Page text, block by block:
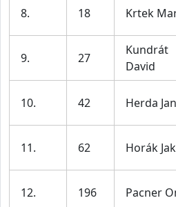
8. 18 Krtek
9. 27
Kundrát
David
10. 42 Herda Jan
11. 62 Horák
12. 196 Pacner